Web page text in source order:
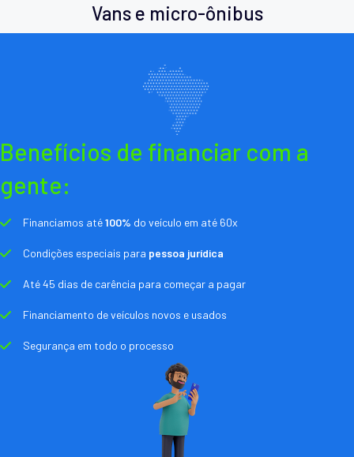
Vans e micro-ônibus
Benefícios de financiar com a
gente:
Financiamos até100% do veículo em até 60x
Condições especiais para pessoa jurídica
Até 45 dias de carência para começar a pagar
Financiamento de veículos novos e usados
Segurança em todo o processo